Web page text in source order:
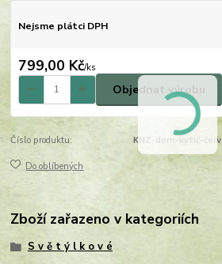
Nejsme plátci DPH
799,00 Kč/ks
Objednat výrobu
Číslo produktu: KNZ-dom-kytič-červ
Do oblíbených
Zboží zařazeno v kategoriích
S v ě t ý l k o v é